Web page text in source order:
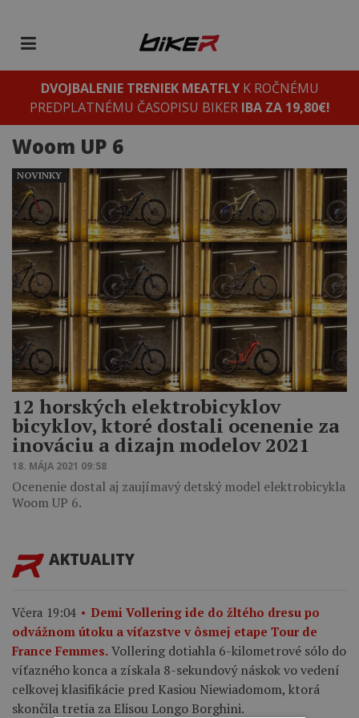
DVOJBALENIE TRENIEK MEATFLYK ROČNÉMU
PREDPLATNÉMU ČASOPISU BIKER IBA ZA 19,80€!
Woom UP 6
12 horských elektrobicyklov
bicyklov, ktoré dostali ocenenie za
inováciu a dizajn modelov 2021
18. MÁJA 2021 09:58
Ocenenie dostal aj zaujímavý detský model elektrobicykla
Woom UP 6.
NOVINKY
AKTUALITY
Včera 19:04
Demi Vollering ide do žltého dresu po
odvážnom útoku a víťazstve v ôsmej etape Tour de
France Femmes. Vollering dotiahla 6-kilometrové sólo do
víťazného konca a získala 8-sekundový náskok vo vedení
celkovej klasifikácie pred Kasiou Niewiadomom, ktorá
skončila tretia za Elisou Longo Borghini.